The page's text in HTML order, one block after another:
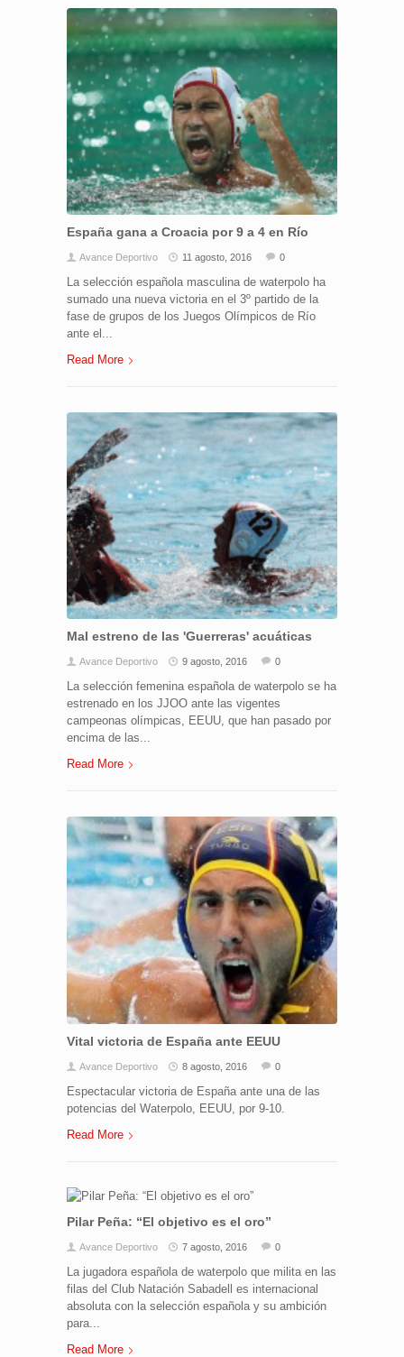
España gana a Croacia por 9 a 4 en Río
Avance Deportivo 11 agosto, 2016 0
La selección española masculina de waterpolo ha
sumado una nueva victoria en el 3º partido de la
fase de grupos de los Juegos Olímpicos de Río
ante el...
Read More
Mal estreno de las 'Guerreras' acuáticas
Avance Deportivo 9 agosto, 2016 0
La selección femenina española de waterpolo se ha
estrenado en los JJOO ante las vigentes
campeonas olímpicas, EEUU, que han pasado por
encima de las...
Read More
Vital victoria de España ante EEUU
Avance Deportivo 8 agosto, 2016 0
Espectacular victoria de España ante una de las
potencias del Waterpolo, EEUU, por 9-10.
Read More
Pilar Peña: “El objetivo es el oro”
Avance Deportivo 7 agosto, 2016 0
La jugadora española de waterpolo que milita en las
filas del Club Natación Sabadell es internacional
absoluta con la selección española y su ambición
para...
Read More